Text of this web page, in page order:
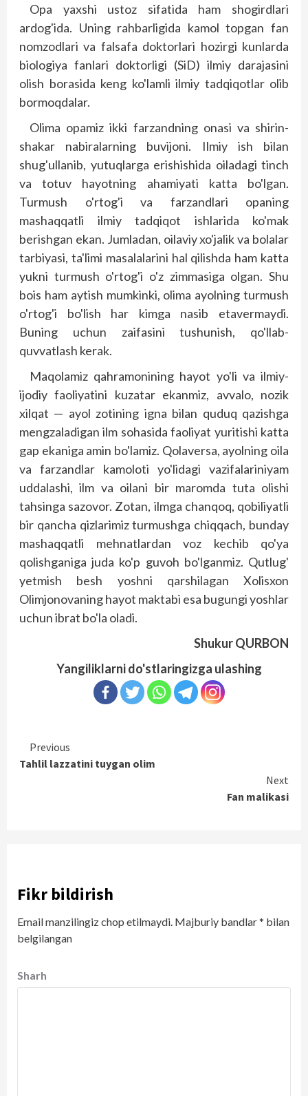
Opa yaxshi ustoz sifatida ham shogirdlari
ardog'ida. Uning rahbarligida kamol topgan fan
nomzodlari va falsafa doktorlari hozirgi kunlarda
biologiya fanlari doktorligi (SiD) ilmiy darajasini
olish borasida keng ko'lamli ilmiy tadqiqotlar olib
bormoqdalar.
Olima opamiz ikki farzandning onasi va shirin-
shakar nabiralarning buvijoni. Ilmiy ish bilan
shug'ullanib, yutuqlarga erishishida oiladagi tinch
va totuv hayotning ahamiyati katta bo'lgan.
Turmush o'rtog'i va far­zandlari opaning
mashaqqatli ilmiy tadqiqot ishlarida ko'mak
berishgan ekan. Jumladan, oilaviy xo'jalik va bolalar
tarbiyasi, ta'limi masalalarini hal qilishda ham katta
yukni turmush o'rtog'i o'z zimmasiga olgan. Shu
bois ham aytish mumkinki, olima ayolning turmush
o'rtog'i bo'lish har kimga nasib etavermaydi.
Buning uchun zaifasini tushunish, qo'llab-
quvvatlash kerak.
Maqolamiz qahramonining hayot yo'li va ilmiy-
ijodiy faoliyatini kuzatar ekanmiz, avvalo, nozik
xilqat — ayol zotining igna bilan quduq qazishga
mengzaladigan ilm sohasida faoliyat yuritishi katta
gap ekaniga amin bo'lamiz. Qolaversa, ayolning oila
va farzandlar kamoloti yo'lidagi vazifalariniyam
uddalashi, ilm va oilani bir maromda tuta olishi
tahsinga sazovor. Zotan, ilmga chanqoq, qobiliyatli
bir qancha qizlarimiz turmushga chiqqach, bunday
mashaqqatli mehnatlardan voz kechib qo'ya
qolishganiga juda ko'p guvoh bo'lganmiz. Qutlug'
yetmish besh yoshni qarshilagan Xolisxon
Olimjonovaning hayot maktabi esa bugungi yoshlar
uchun ibrat bo'la oladi.
Shukur QURBON
Yangiliklarni do'stlaringizga ulashing
Continue
Reading
Previous
Tahlil lazzatini tuygan olim
Next
Fan malikasi
Fikr bildirish
Email manzilingiz chop etilmaydi. Majburiy bandlar* bilan
belgilangan
Sharh